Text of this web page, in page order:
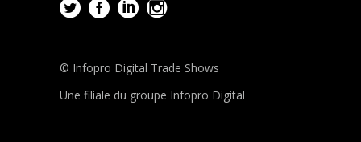
© Infopro Digital Trade Shows
Une filiale du groupe Infopro Digital